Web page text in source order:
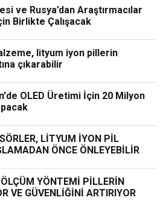
ve Rusya’dan Araştırmacılar
Birlikte Çalışacak
lityum iyon pillerin
çıkarabilir
OLED Üretimi İçin 20 Milyon
LİTYUM İYON PİL
ÖNCE ÖNLEYEBİLİR
YÖNTEMİ PİLLERİN
VE GÜVENLİĞİNİ ARTIRIYOR